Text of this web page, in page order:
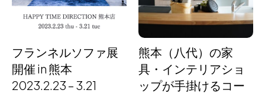
Recruit
Contact
フランネルソファ展
開催 in 熊本
2023.2.23 – 3.21
熊本（八代）の家
具・インテリアショ
ップが手掛けるコー